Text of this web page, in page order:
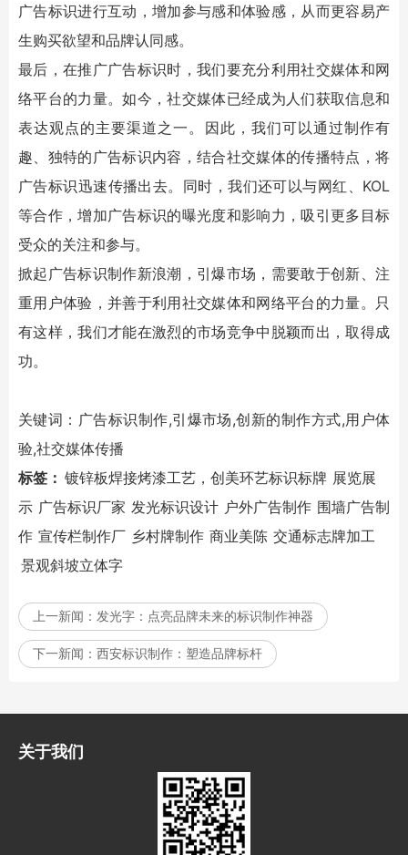
广告标识进行互动，增加参与感和体验感，从而更容易产
生购买欲望和品牌认同感。
最后，在推广广告标识时，我们要充分利用社交媒体和网
络平台的力量。如今，社交媒体已经成为人们获取信息和
表达观点的主要渠道之一。因此，我们可以通过制作有
趣、独特的广告标识内容，结合社交媒体的传播特点，将
广告标识迅速传播出去。同时，我们还可以与网红、KOL
等合作，增加广告标识的曝光度和影响力，吸引更多目标
受众的关注和参与。
掀起广告标识制作新浪潮，引爆市场，需要敢于创新、注
重用户体验，并善于利用社交媒体和网络平台的力量。只
有这样，我们才能在激烈的市场竞争中脱颖而出，取得成
功。
关键词： 广告标识制作,引爆市场,创新的制作方式,用户体
验,社交媒体传播
标签： 镀锌板焊接烤漆工艺，创美环艺标识标牌 展览展
示 广告标识厂家 发光标识设计 户外广告制作 围墙广告制
作 宣传栏制作厂 乡村牌制作 商业美陈 交通标志牌加工
景观斜坡立体字
上一新闻： 发光字：点亮品牌未来的标识制作神器
下一新闻： 西安标识制作：塑造品牌标杆
关于我们